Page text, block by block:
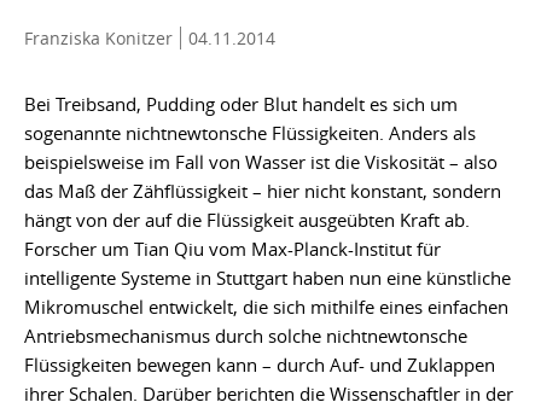
Franziska Konitzer 04.11.2014
Bei Treibsand, Pudding oder Blut handelt es sich um
sogenannte nichtnewtonsche Flüssigkeiten. Anders als
beispielsweise im Fall von Wasser ist die Viskosität – also
das Maß der Zähflüssigkeit – hier nicht konstant, sondern
hängt von der auf die Flüssigkeit ausgeübten Kraft ab.
Forscher um Tian Qiu vom Max-Planck-Institut für
intelligente Systeme in Stuttgart haben nun eine künstliche
Mikromuschel entwickelt, die sich mithilfe eines einfachen
Antriebsmechanismus durch solche nichtnewtonsche
Flüssigkeiten bewegen kann – durch Auf- und Zuklappen
ihrer Schalen. Darüber berichten die Wissenschaftler in der